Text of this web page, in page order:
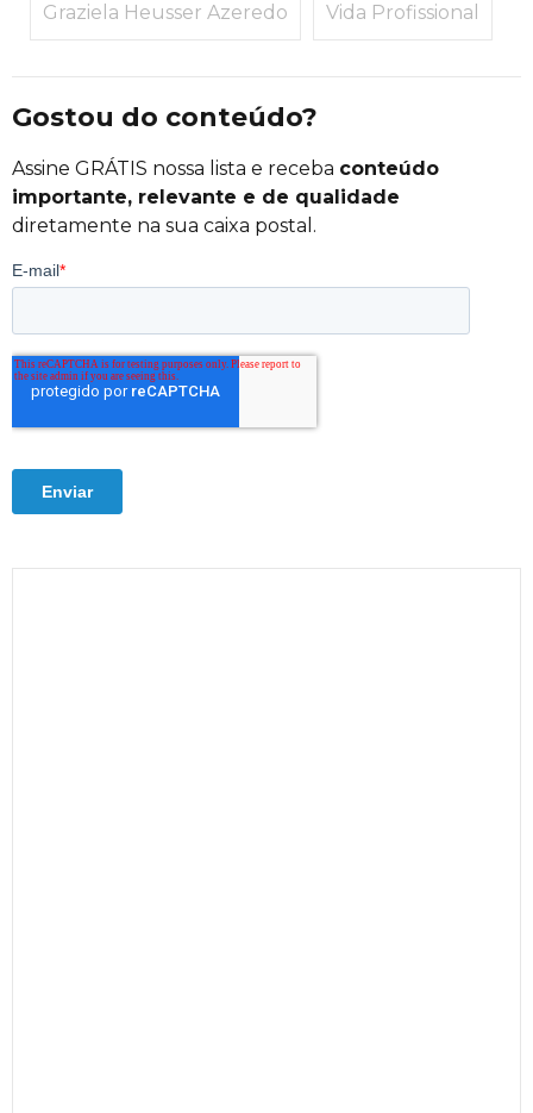
Graziela Heusser Azeredo Vida Profissional
Gostou do conteúdo?
Assine GRÁTIS nossa lista e receba conteúdo
importante, relevante e de qualidade
diretamente na sua caixa postal.